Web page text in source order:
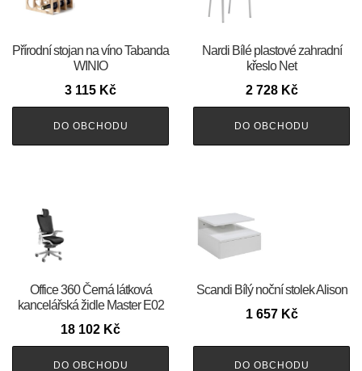
Přírodní stojan na víno Tabanda
WINIO
3 115 Kč
DO OBCHODU
Nardi Bílé plastové zahradní
křeslo Net
2 728 Kč
DO OBCHODU
Office 360 Černá látková
kancelářská židle Master E02
18 102 Kč
DO OBCHODU
Scandi Bílý noční stolek Alison
1 657 Kč
DO OBCHODU